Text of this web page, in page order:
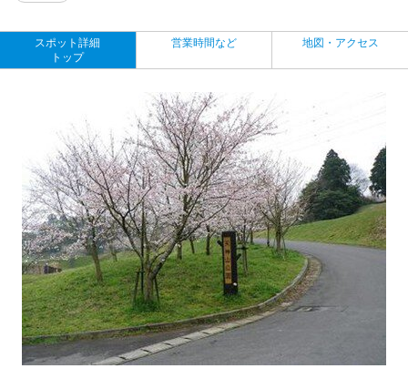
スポット詳細
トップ
営業時間など 地図・アクセス